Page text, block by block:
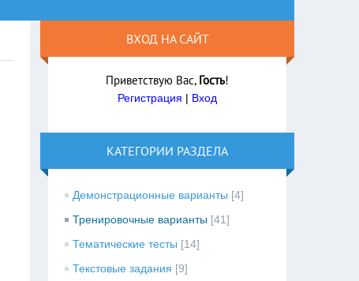
ВХОД НА САЙТ
Приветствую Вас, Гость!
Регистрация | Вход
КАТЕГОРИИ РАЗДЕЛА
Демонстрационные варианты [4]
Тренировочные варианты [41]
Тематические тесты [14]
Текстовые задания [9]